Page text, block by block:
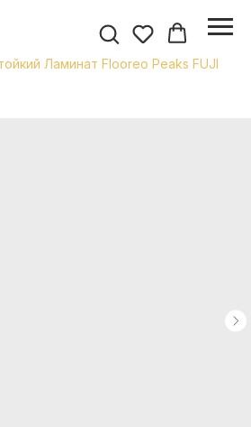
Ламинат Flooreo Peaks FUJI